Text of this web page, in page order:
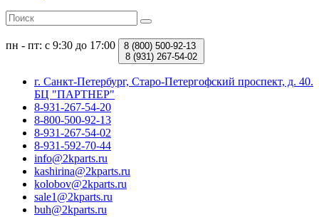
пн - пт: с 9:30 до 17:00 8 (800) 500-92-13
8 (931) 267-54-02
г. Санкт-Петербург, Старо-Петергофский проспект, д. 40.
БЦ "ПАРТНЕР"
8-931-267-54-20
8-800-500-92-13
8-931-267-54-02
8-931-592-70-44
info@2kparts.ru
kashirina@2kparts.ru
kolobov@2kparts.ru
sale1@2kparts.ru
buh@2kparts.ru